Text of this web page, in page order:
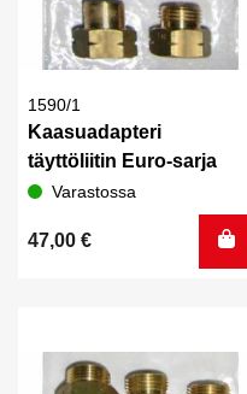
1590/1
Kaasuadapteri
täyttöliitin Euro-sarja
Varastossa
47,00 €